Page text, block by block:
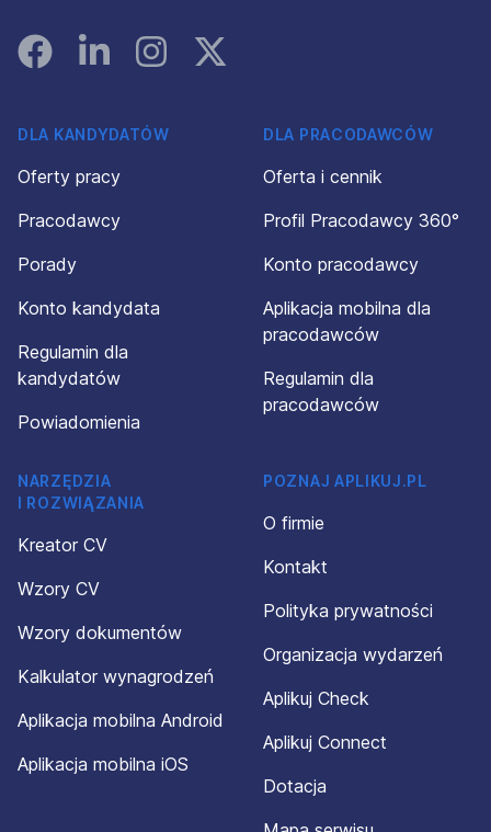
FacebookLinked InInstagramInstagram
DLA KANDYDATÓW
Oferty pracy
Pracodawcy
Porady
Konto kandydata
Regulamin dla
kandydatów
Powiadomienia
DLA PRACODAWCÓW
Oferta i cennik
Profil Pracodawcy 360°
Konto pracodawcy
Aplikacja mobilna dla
pracodawców
Regulamin dla
pracodawców
NARZĘDZIA
I ROZWIĄZANIA
Kreator CV
Wzory CV
Wzory dokumentów
Kalkulator wynagrodzeń
Aplikacja mobilna Android
Aplikacja mobilna iOS
POZNAJ APLIKUJ.PL
O firmie
Kontakt
Polityka prywatności
Organizacja wydarzeń
Aplikuj Check
Aplikuj Connect
Dotacja